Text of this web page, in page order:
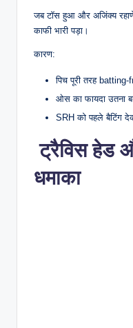
जब टॉस हुआ और अजिंक्य
काफी भारी पड़ा।
कारण:
पिच पूरी तरह
ओस का फायदा उतना
SRH को पहले बैटिंग
ट्रैविस हेड
धमाका